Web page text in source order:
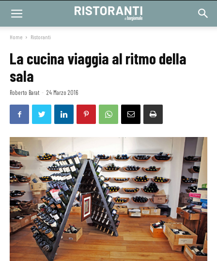
Home Ristoranti
La cucina viaggia al ritmo della
sala
Roberto Barat - 24 Marzo 2016